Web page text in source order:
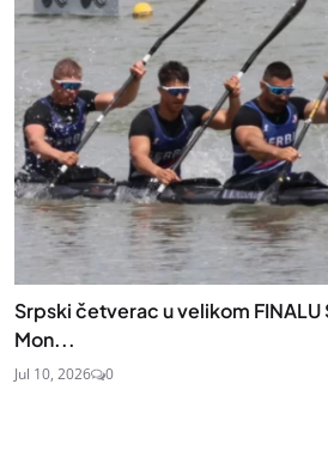
Srpski četverac u velikom FINALU
Mon...
Jul 10, 2026 0